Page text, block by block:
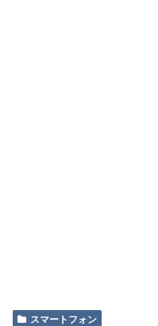
スマートフォン